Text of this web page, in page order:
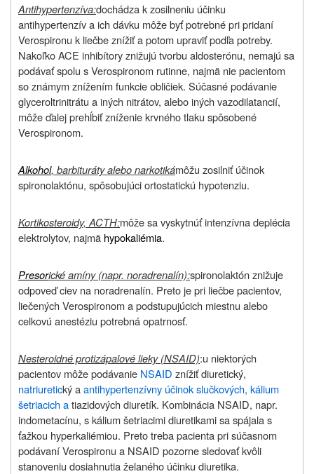
Antihypertenzíva:dochádza k zosilneniu účinku
antihypertenzív a ich dávku môže byť potrebné pri pridaní
Verospironu k liečbe znížiť a potom upraviť podľa potreby.
Nakoľko ACE inhibítory znižujú tvorbu aldosterónu, nemajú sa
podávať spolu s Verospironom rutinne, najmä nie pacientom
so známym znížením funkcie obličiek. Súčasné podávanie
glyceroltrinitrátu a iných nitrátov, alebo iných vazodilatancií,
môže ďalej prehĺbiť zníženie krvného tlaku spôsobené
Verospironom.
Alkohol, barbituráty alebo narkotikámôžu zosilniť účinok
spironolaktónu, spôsobujúci ortostatickú hypotenziu.
Kortikosteroidy, ACTH:môže sa vyskytnúť intenzívna deplécia
elektrolytov, najmä hypokaliémia.
Presorické amíny (napr. noradrenalín):spironolaktón znižuje
odpoveď ciev na noradrenalín. Preto je pri liečbe pacientov,
liečených Verospironom a podstupujúcich miestnu alebo
celkovú anestéziu potrebná opatrnosť.
Nesteroidné protizápalové lieky (NSAID):u niektorých
pacientov môže podávanie NSAID znížiť diuretický,
natriuretický aantihypertenzívny účinok slučkových, kálium
šetriacich atiazidových diuretík. Kombinácia NSAID, napr.
indometacínu, s kálium šetriacimi diuretikami sa spájala s
ťažkou hyperkaliémiou. Preto treba pacienta pri súčasnom
podávaní Verospironu a NSAID pozorne sledovať kvôli
stanoveniu dosiahnutia želaného účinku diuretika.